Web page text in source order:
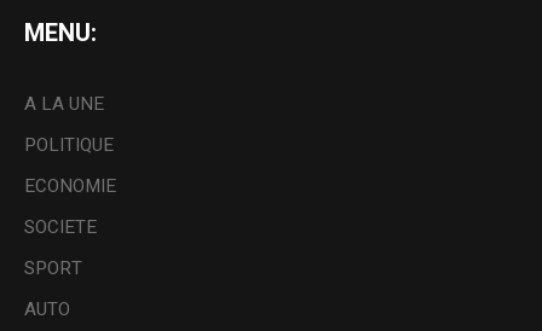
MENU:
A LA UNE
POLITIQUE
ECONOMIE
SOCIETE
SPORT
AUTO